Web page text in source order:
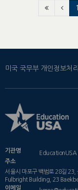
1
미국 국무부 개인정보처
기관명
EducationUSA
주소
서울시 마포구 백범로 28길
Fulbright Building, 23
이메일